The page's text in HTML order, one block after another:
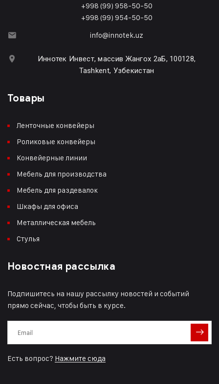
+998 (99) 958-50-50
+998 (99) 954-50-50
info@innotek.uz
Иннотек Инвест, массив Жангох 2аБ, 100128,
Tashkent, Узбекистан
Товары
Ленточные конвейеры
Роликовые конвейеры
Конвейерные линии
Мебель для производства
Мебель для раздевалок
Шкафы для офиса
Металлическая мебель
Стулья
Новостная рассылка
Подпишитесь на нашу рассылку новостей и событий
прямо сейчас, чтобы быть в курсе.
Есть вопрос? Нажмите сюда